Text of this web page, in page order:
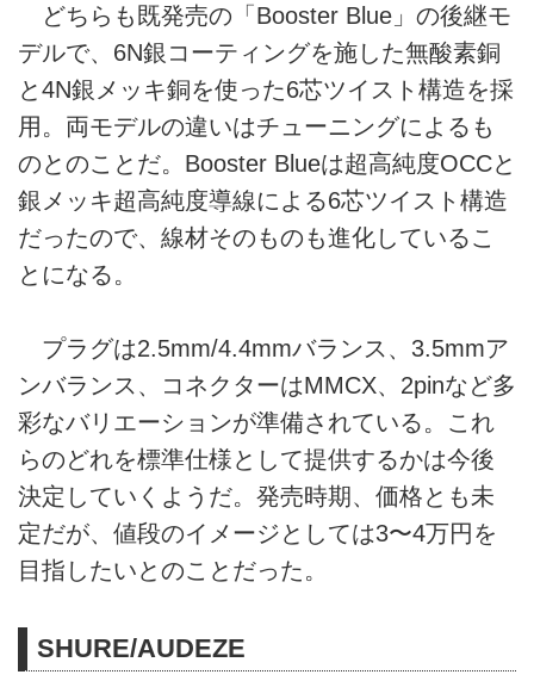
どちらも既発売の「Booster Blue」の後継モ
デルで、6N銀コーティングを施した無酸素銅
と4N銀メッキ銅を使った6芯ツイスト構造を採
用。両モデルの違いはチューニングによるも
のとのことだ。Booster Blueは超高純度OCCと
銀メッキ超高純度導線による6芯ツイスト構造
だったので、線材そのものも進化しているこ
とになる。
プラグは2.5mm/4.4mmバランス、3.5mmア
ンバランス、コネクターはMMCX、2pinなど多
彩なバリエーションが準備されている。これ
らのどれを標準仕様として提供するかは今後
決定していくようだ。発売時期、価格とも未
定だが、値段のイメージとしては3〜4万円を
目指したいとのことだった。
SHURE/AUDEZE